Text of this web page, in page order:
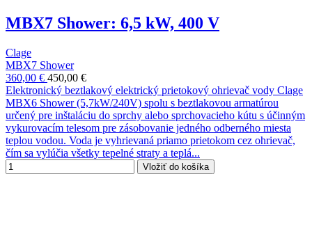
MBX7 Shower: 6,5 kW, 400 V
Clage
MBX7 Shower
360,00 € 450,00 €
Elektronický beztlakový elektrický prietokový ohrievač vody Clage
MBX6 Shower (5,7kW/240V) spolu s beztlakovou armatúrou
určený pre inštaláciu do sprchy alebo sprchovacieho kútu s účinným
vykurovacím telesom pre zásobovanie jedného odberného miesta
teplou vodou. Voda je vyhrievaná priamo prietokom cez ohrievač,
čím sa vylúčia všetky tepelné straty a teplá...
Vložiť do košíka